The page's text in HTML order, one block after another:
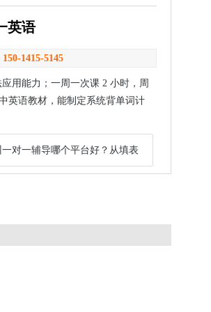
英语
150-1415-5145
用能力；一周一次课 2 小时，周
英语教材，能制定系统背单词计
对一辅导哪个平台好？从填表